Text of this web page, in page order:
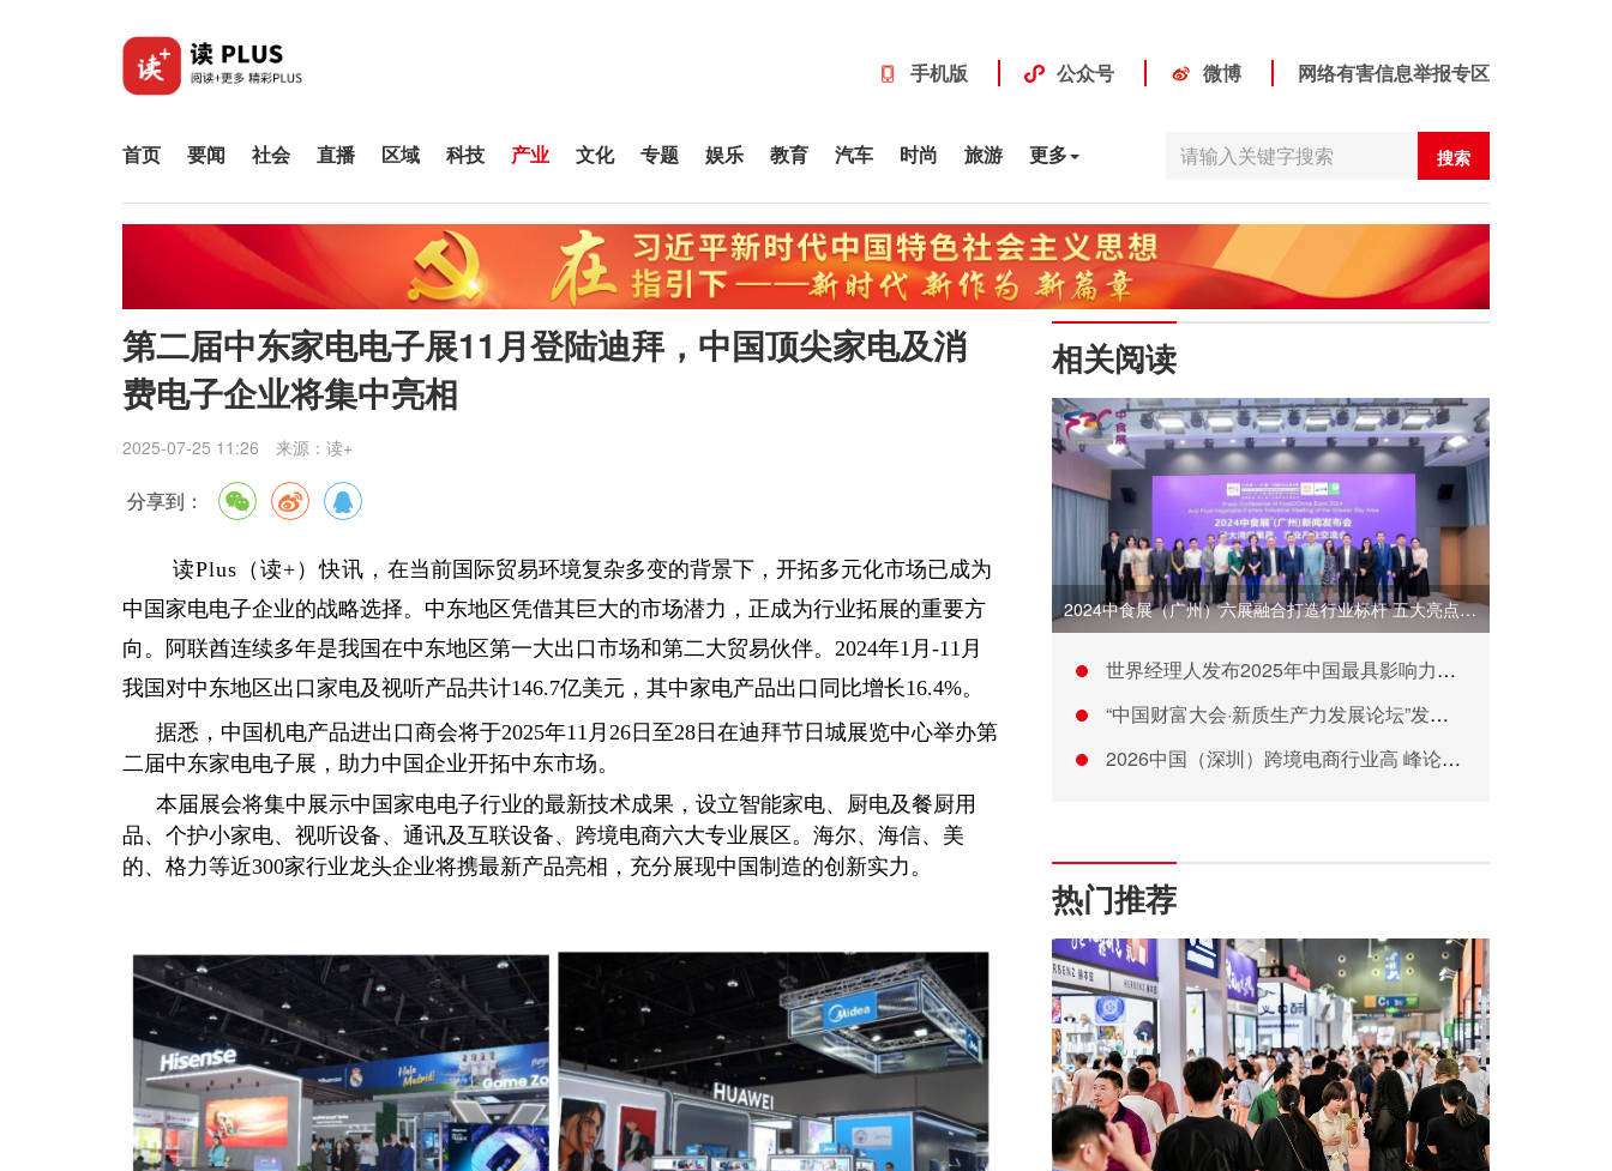
手机版 公众号 微博 网络有害信息举报专区
首页 要闻 社会 直播 区域 科技 产业 文化 专题 娱乐 教育 汽车 时尚 旅游 更多 搜索
第二届中东家电电子展11月登陆迪拜，中国顶尖家电及消
费电子企业将集中亮相
2025-07-25 11:26 来源： 读+
分享到：
读Plus（读+）快讯， 在当前国际贸易环境复杂多变的背景下，开拓多元化市场已成为
中国家电电子企业的战略选择。中东地区凭借其巨大的市场潜力，正成为行业拓展的重要方
向。阿联酋连续多年是我国在中东地区第一大出口市场和第二大贸易伙伴。2024年1月-11月
我国对中东地区出口家电及视听产品共计146.7亿美元，其中家电产品出口同比增长16.4%。
据悉，中国机电产品进出口商会将于2025年11月26日至28日在迪拜节日城展览中心举办第
二届中东家电电子展，助力中国企业开拓中东市场。
本届展会将集中展示中国家电电子行业的最新技术成果，设立智能家电、厨电及餐厨用
品、个护小家电、视听设备、通讯及互联设备、跨境电商六大专业展区。海尔、海信、美
的、格力等近300家行业龙头企业将携最新产品亮相，充分展现中国制造的创新实力。
相关阅读
2024中食展（广州）六展融合打造行业标杆 五大亮点引领食
世界经理人发布2025年中国最具影响力MBA
“中国财富大会·新质生产力发展论坛”发布会在京举办
2026中国（深圳）跨境电商行业高 峰论坛在龙岗举行
热门推荐